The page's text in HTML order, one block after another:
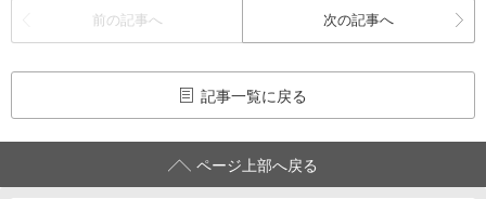
前の記事へ 次の記事へ
記事一覧に戻る
ページ上部へ戻る